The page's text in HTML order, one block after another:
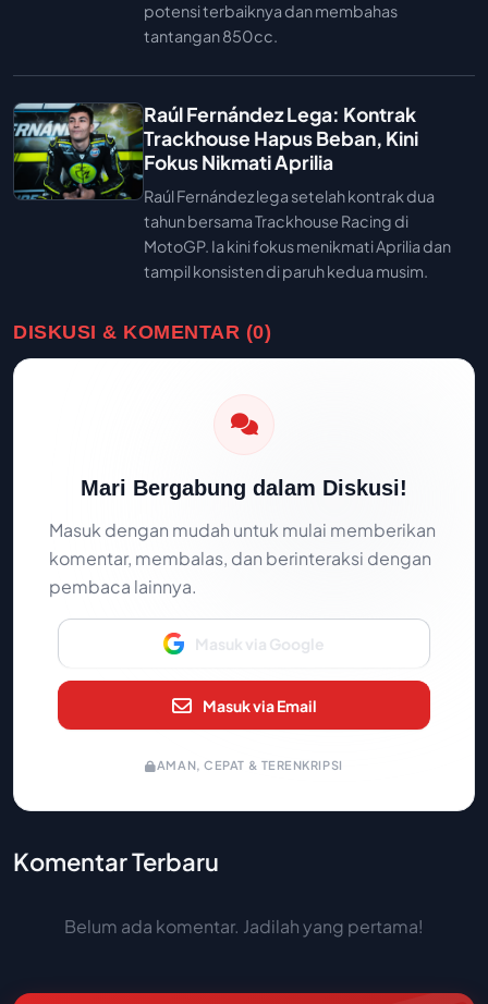
potensi terbaiknya dan membahas
tantangan 850cc.
Raúl Fernández Lega: Kontrak
Trackhouse Hapus Beban, Kini
Fokus Nikmati Aprilia
Raúl Fernández lega setelah kontrak dua
tahun bersama Trackhouse Racing di
MotoGP. Ia kini fokus menikmati Aprilia dan
tampil konsisten di paruh kedua musim.
DISKUSI & KOMENTAR (0)
Mari Bergabung dalam Diskusi!
Masuk dengan mudah untuk mulai memberikan
komentar, membalas, dan berinteraksi dengan
pembaca lainnya.
Masuk via Google
Masuk via Email
AMAN, CEPAT & TERENKRIPSI
Komentar Terbaru
Belum ada komentar. Jadilah yang pertama!